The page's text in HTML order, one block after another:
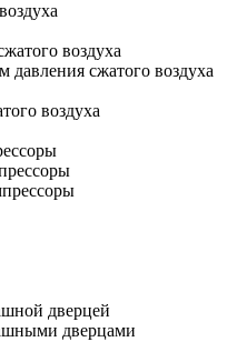
воздуха
давления сжатого воздуха
воздуха
дверцей
дверцами